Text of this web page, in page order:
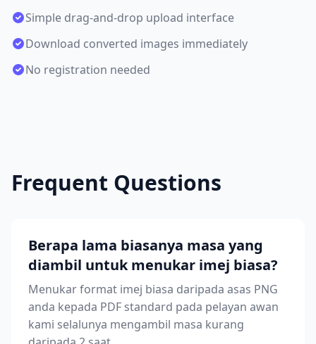
Simple drag-and-drop upload interface
Download converted images immediately
No registration needed
Frequent Questions
Berapa lama biasanya masa yang
diambil untuk menukar imej biasa?
Menukar format imej biasa daripada asas PNG
anda kepada PDF standard pada pelayan awan
kami selalunya mengambil masa kurang